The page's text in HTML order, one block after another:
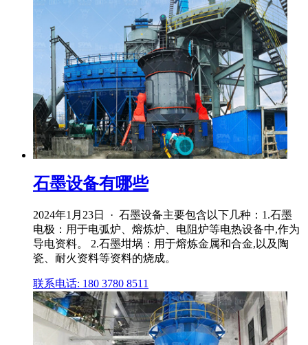
石墨设备有哪些
2024年1月23日 · 石墨设备主要包含以下几种：1.石墨
电极：用于电弧炉、熔炼炉、电阻炉等电热设备中,作为
导电资料。 2.石墨坩埚：用于熔炼金属和合金,以及陶
瓷、耐火资料等资料的烧成。
联系电话: 180 3780 8511